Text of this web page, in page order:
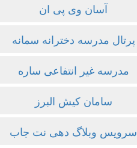
آسان وی پی ان
پرتال مدرسه دخترانه سمانه
مدرسه غیر انتفاعی ساره
سامان کیش البرز
سرویس وبلاگ دهی نت جاب